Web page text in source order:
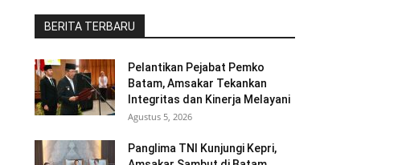
BERITA TERBARU
Pelantikan Pejabat Pemko
Batam, Amsakar Tekankan
Integritas dan Kinerja Melayani
Agustus 5, 2026
Panglima TNI Kunjungi Kepri,